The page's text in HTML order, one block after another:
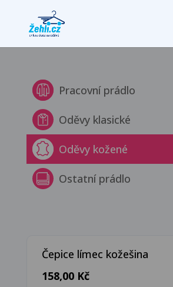
Pracovní prádlo
Oděvy klasické
Oděvy kožené
Ostatní prádlo
Čepice límec kožešina
158,00 Kč